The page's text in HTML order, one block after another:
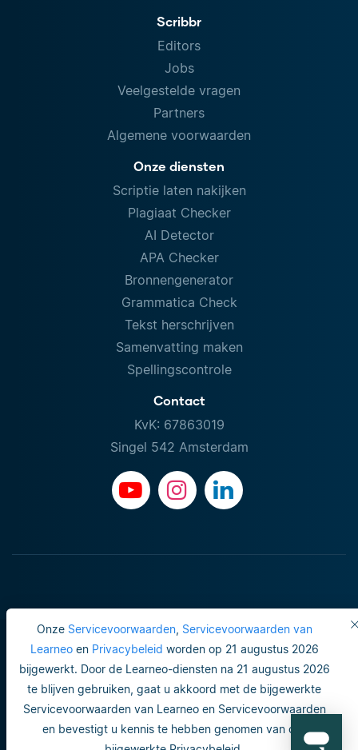
Onze Servicevoorwaarden, Servicevoorwaarden van
Learneoen Privacybeleid worden op 21 augustus 2026
bijgewerkt. Door de Learneo-diensten na 21 augustus 2026
te blijven gebruiken, gaat u akkoord met de bijgewerkte
Servicevoorwaarden van Learneo en Servicevoorwaarden
en bevestigt u kennis te hebben genomen van ons
Scribbr
Editors
Jobs
Veelgestelde vragen
Partners
Algemene voorwaarden
Onze diensten
Scriptie laten nakijken
Plagiaat Checker
AI Detector
APA Checker
Bronnengenerator
Grammatica Check
Tekst herschrijven
Samenvatting maken
Spellingscontrole
Contact
KvK: 67863019
Singel 542 Amsterdam
Gebruiksvoorwaarden
Do not sell or share my personal info
Veiligheid en privacy